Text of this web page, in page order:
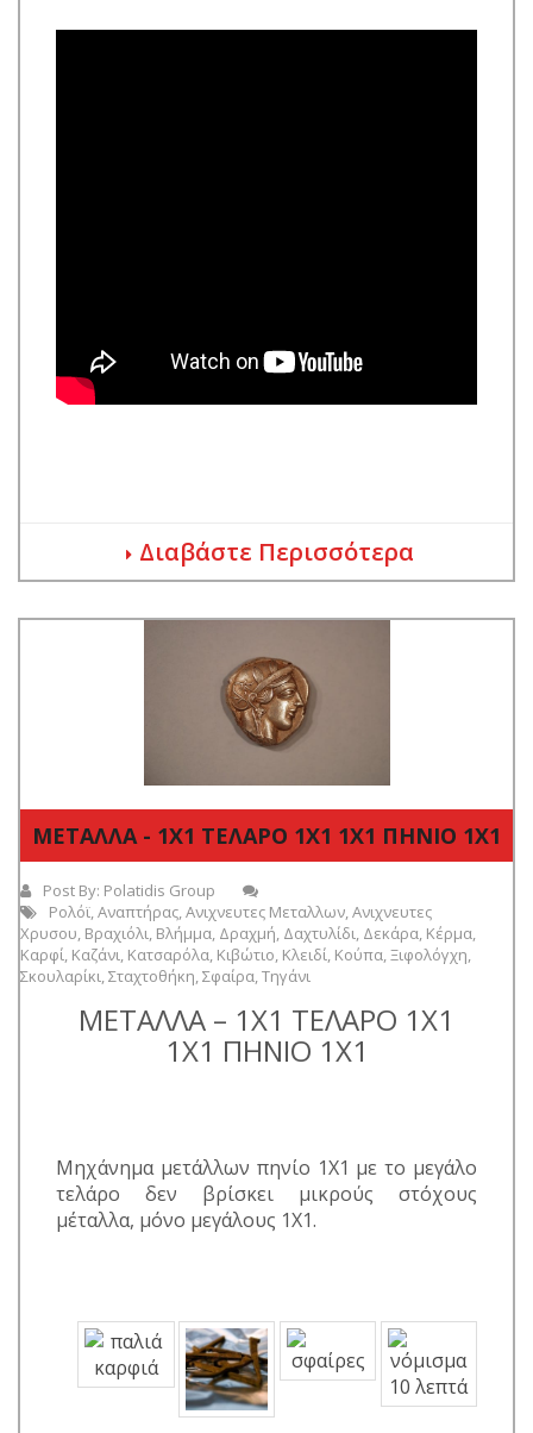
Διαβάστε Περισσότερα
ΜΕΤΑΛΛΑ - 1Χ1 ΤΕΛΑΡΟ 1Χ1 1Χ1 ΠΗΝΙΟ 1Χ1
Post By: Polatidis Group
Ρολόϊ,Αναπτήρας,Ανιχνευτες Μεταλλων,Ανιχνευτες
Χρυσου, Βραχιόλι, Βλήμμα, Δραχμή, Δαχτυλίδι, Δεκάρα, Κέρμα,
Καρφί, Καζάνι, Κατσαρόλα, Κιβώτιο, Κλειδί, Κούπα,Ξιφολόγχη,
Σκουλαρίκι,Σταχτοθήκη,Σφαίρα,Τηγάνι
ΜΕΤΑΛΛΑ – 1Χ1 ΤΕΛΑΡΟ 1Χ1
1Χ1 ΠΗΝΙΟ 1Χ1
Μηχάνημα μετάλλων πηνίο 1X1 με το μεγάλο
τελάρο δεν βρίσκει μικρούς στόχους
μέταλλα, μόνο μεγάλους 1X1.